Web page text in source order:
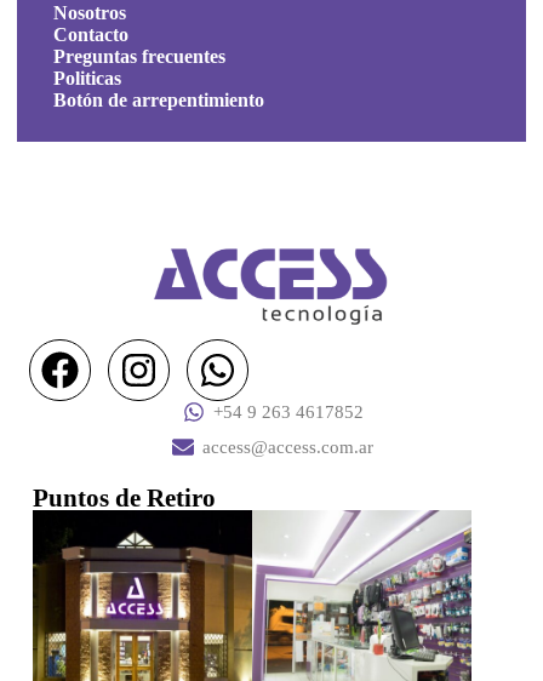
Nosotros
Contacto
Preguntas frecuentes
Politicas
Botón de arrepentimiento
+54 9 263 4617852
access@access.com.ar
Puntos de Retiro